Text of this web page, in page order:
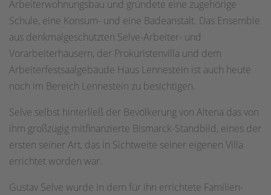
Arbeiterwohnungsbau und gründete eine zugehörige
Schule, eine Konsum- und eine Badeanstalt. Das Ensemble
aus denkmalgeschützten Selve-Arbeiter- und
Vorarbeiterhäusern, der Prokuristenvilla und dem
Arbeiterfestsaalgebäude Haus Lennestein ist auch heute
noch im Bereich Lennestein zu besichtigen.
Selve selbst hinterließ der Bevölkerung von Altena das von
ihm großzügig mitfinanzierte Bismarck-Standbild, eines der
ersten seiner Art, das in Sichtweite seiner eigenen Villa
errichtet worden war.
Gustav Selve wurde in dem für ihn errichtete Familien-